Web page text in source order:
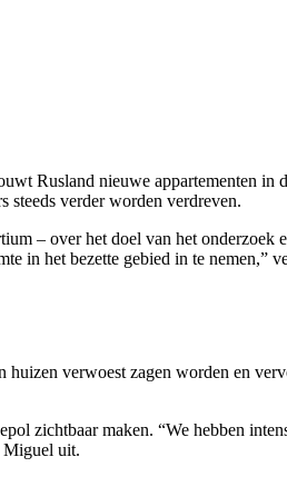
Rusland nieuwe appartementen in
steeds verder worden verdreven.
– over het doel van het onderzoek
in het bezette gebied in te nemen,”
verwoest zagen worden en
zichtbaar maken. “We hebben
Miguel uit.